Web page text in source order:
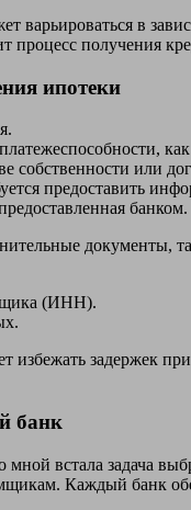
варьироваться в
процесс получения
ипотеки
собственности или
предоставить
банком.
документы,
(ИНН).
избежать задержек
банк
встала задача
Каждый банк